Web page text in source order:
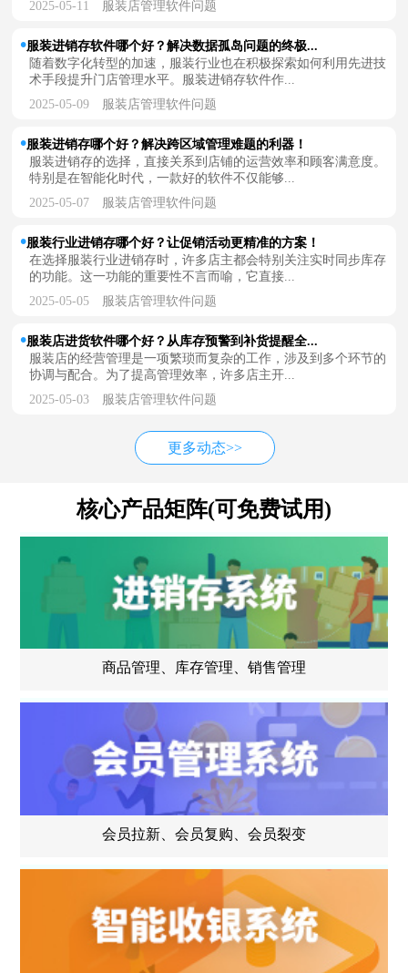
2025-05-11 服装店管理软件问题
服装进销存软件哪个好？解决数据孤岛问题的终极...
随着数字化转型的加速，服装行业也在积极探索如何利用先进技
术手段提升门店管理水平。服装进销存软件作...
2025-05-09 服装店管理软件问题
服装进销存哪个好？解决跨区域管理难题的利器！
服装进销存的选择，直接关系到店铺的运营效率和顾客满意度。
特别是在智能化时代，一款好的软件不仅能够...
2025-05-07 服装店管理软件问题
服装行业进销存哪个好？让促销活动更精准的方案！
在选择服装行业进销存时，许多店主都会特别关注实时同步库存
的功能。这一功能的重要性不言而喻，它直接...
2025-05-05 服装店管理软件问题
服装店进货软件哪个好？从库存预警到补货提醒全...
服装店的经营管理是一项繁琐而复杂的工作，涉及到多个环节的
协调与配合。为了提高管理效率，许多店主开...
2025-05-03 服装店管理软件问题
更多动态>>
核心产品矩阵(可免费试用)
商品管理、库存管理、销售管理
会员拉新、会员复购、会员裂变